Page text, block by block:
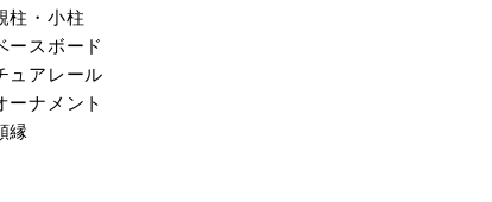
柱・小柱
ースボード
ュアレール
ーナメント
縁
16 17 18
23 24 25
30
■